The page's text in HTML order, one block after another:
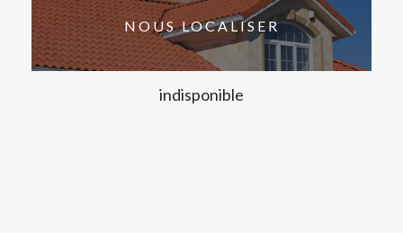
NOUS LOCALISER
indisponible